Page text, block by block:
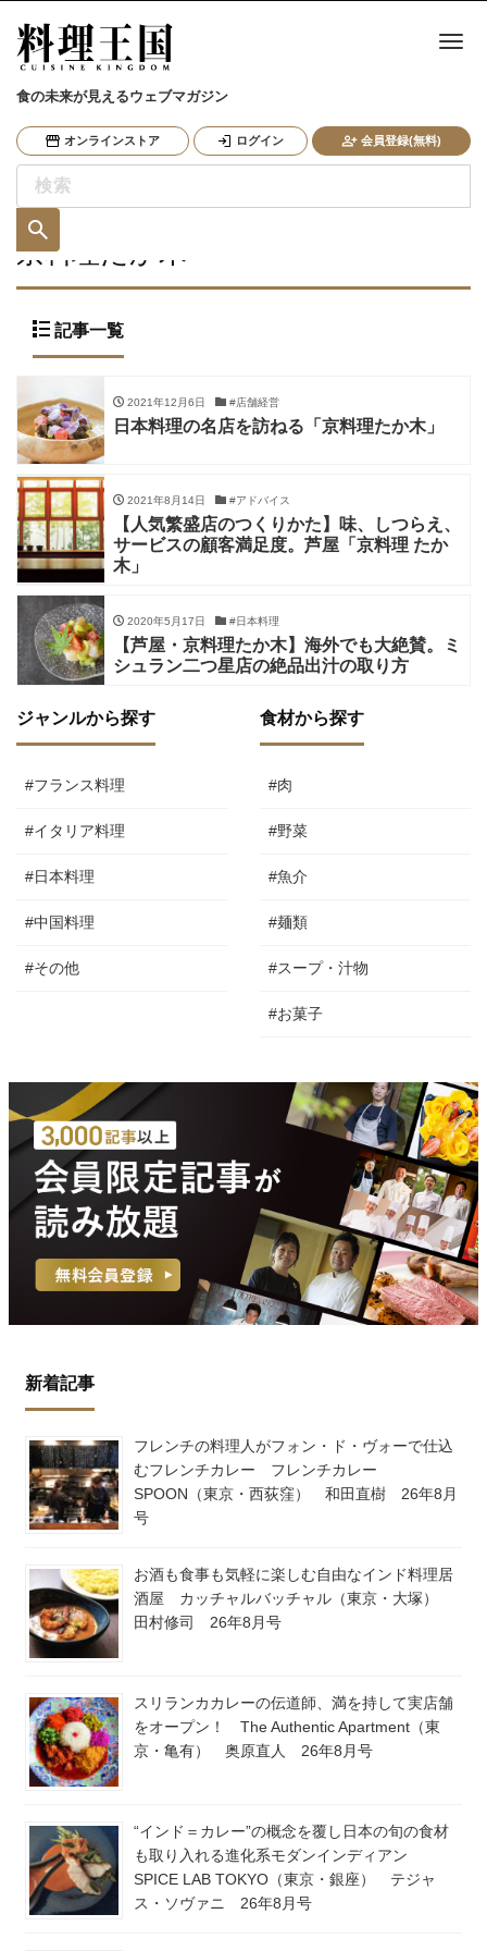
食の未来が見えるウェブマガジン
オンラインストア ログイン 会員登録(無料)
ナ
京料理たか木
記事一覧
2021年12月6日 #店舗経営
日本料理の名店を訪ねる「京料理たか木」
2021年8月14日 #アドバイス
【人気繁盛店のつくりかた】味、しつらえ、
サービスの顧客満足度。芦屋「京料理 たか
木」
2020年5月17日 #日本料理
【芦屋・京料理たか木】海外でも大絶賛。ミ
シュラン二つ星店の絶品出汁の取り方
ジャンルから探す
#フランス料理
#イタリア料理
#日本料理
#中国料理
#その他
食材から探す
#肉
#野菜
#魚介
#麺類
#スープ・汁物
#お菓子
新着記事
フレンチの料理人がフォン・ド・ヴォーで仕込
むフレンチカレー フレンチカレー
SPOON（東京・西荻窪） 和田直樹 26年8月
号
お酒も食事も気軽に楽しむ自由なインド料理居
酒屋 カッチャルバッチャル（東京・大塚）
田村修司 26年8月号
スリランカカレーの伝道師、満を持して実店舗
をオープン！ The Authentic Apartment（東
京・亀有） 奥原直人 26年8月号
“インド＝カレー”の概念を覆し日本の旬の食材
も取り入れる進化系モダンインディアン
SPICE LAB TOKYO（東京・銀座） テジャ
ス・ソヴァニ 26年8月号